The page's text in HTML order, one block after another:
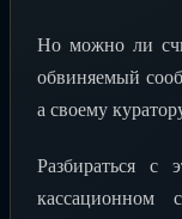
Но можно ли
обвиняемый
а своему
Разбираться с
кассационном